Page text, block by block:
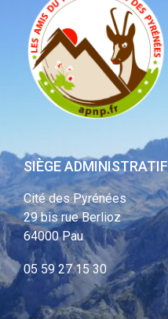
SIÈGE ADMINISTRATIF
Cité des Pyrénées
29 bis rue Berlioz
64000 Pau
05 59 27 15 30